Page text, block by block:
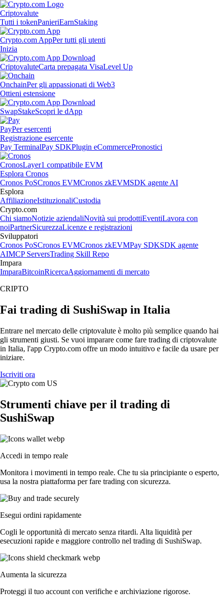
Criptovalute
Tutti i tokenPanieriEarnStaking
Crypto.com AppPer tutti gli utenti
Inizia
CriptovaluteCarta prepagata VisaLevel Up
OnchainPer gli appassionati di Web3
Ottieni estensione
SwapStakeScopri le dApp
PayPer esercenti
Registrazione esercente
Pay TerminalPay SDKPlugin eCommercePronostici
CronosLayer1 compatibile EVM
Esplora Cronos
Cronos PoSCronos EVMCronos zkEVMSDK agente AI
Esplora
AffiliazioneIstituzionaliCustodia
Crypto.com
Chi siamoNotizie aziendaliNovità sui prodottiEventiLavora con
noiPartnerSicurezzaLicenze e registrazioni
Sviluppatori
Cronos PoSCronos EVMCronos zkEVMPay SDKSDK agente
AIMCP ServersTrading Skill Repo
Impara
ImparaBitcoinRicercaAggiornamenti di mercato
CRIPTO
Fai trading di SushiSwap in Italia
Entrare nel mercato delle criptovalute è molto più semplice quando hai
gli strumenti giusti. Se vuoi imparare come fare trading di criptovalute
in Italia, l'app Crypto.com offre un modo intuitivo e facile da usare per
iniziare.
Iscriviti ora
Strumenti chiave per il trading di
SushiSwap
Accedi in tempo reale
Monitora i movimenti in tempo reale. Che tu sia principiante o esperto,
usa la nostra piattaforma per fare trading con sicurezza.
Esegui ordini rapidamente
Cogli le opportunità di mercato senza ritardi. Alta liquidità per
esecuzioni rapide e maggiore controllo nel trading di SushiSwap.
Aumenta la sicurezza
Proteggi il tuo account con verifiche e archiviazione rigorose.